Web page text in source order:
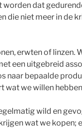
dat
die niet meer in de
erwten of linzen.
een uitgebreid
naar bepaalde
wat we willen
wild en
wat we kopen;